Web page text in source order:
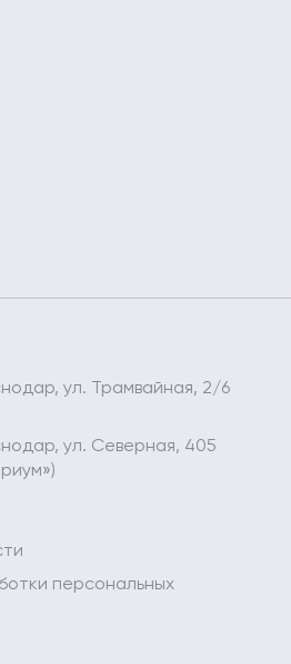
ул. Трамвайная, 2/6
ул. Северная, 405
персональных